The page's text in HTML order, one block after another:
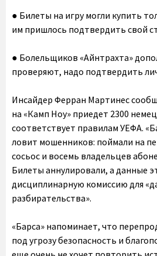
● Билеты на игру могли купить
им пришлось подтвердить свой
● Болельщиков «Айнтрахта»
проверяют, надо подтвердить
Инсайдер Ферран Мартинес
на «Камп Ноу» приедет 2300
соответствует правилам УЕФА.
ловит мошенников: поймали на
сосьос и восемь владельцев
Билеты аннулировали, а данные
дисциплинарную комиссию для
разбирательства».
«Барса» напоминает, что
под угрозу безопасность и